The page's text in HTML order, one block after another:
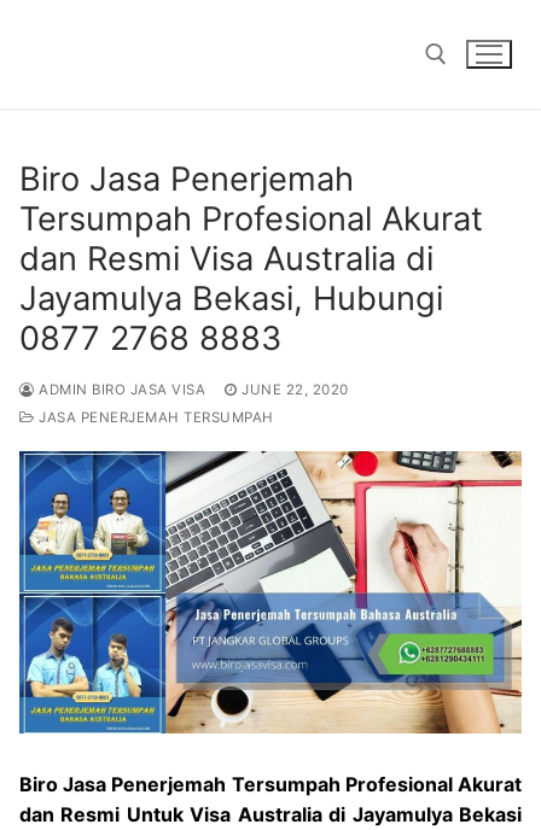
Biro Jasa Penerjemah
Tersumpah Profesional Akurat
dan Resmi Visa Australia di
Jayamulya Bekasi, Hubungi
0877 2768 8883
ADMIN BIRO JASA VISA
JUNE 22, 2020
JASA PENERJEMAH TERSUMPAH
Biro Jasa Penerjemah Tersumpah Profesional Akurat
dan Resmi Untuk Visa Australia di Jayamulya Bekasi